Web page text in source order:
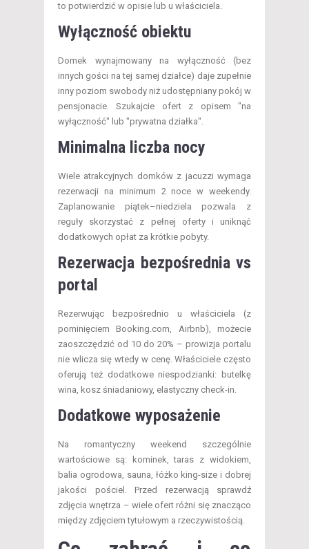
to potwierdzić w opisie lub u właściciela.
Wyłączność obiektu
Domek wynajmowany na wyłączność (bez
innych gości na tej samej działce) daje zupełnie
inny poziom swobody niż udostępniany pokój w
pensjonacie. Szukajcie ofert z opisem "na
wyłączność" lub "prywatna działka".
Minimalna liczba nocy
Wiele atrakcyjnych domków z jacuzzi wymaga
rezerwacji na minimum 2 noce w weekendy.
Zaplanowanie piątek–niedziela pozwala z
reguły skorzystać z pełnej oferty i uniknąć
dodatkowych opłat za krótkie pobyty.
Rezerwacja bezpośrednia vs
portal
Rezerwując bezpośrednio u właściciela (z
pominięciem Booking.com, Airbnb), możecie
zaoszczędzić od 10 do 20% – prowizja portalu
nie wlicza się wtedy w cenę. Właściciele często
oferują też dodatkowe niespodzianki: butelkę
wina, kosz śniadaniowy, elastyczny check-in.
Dodatkowe wyposażenie
Na romantyczny weekend szczególnie
wartościowe są: kominek, taras z widokiem,
balia ogrodowa, sauna, łóżko king-size i dobrej
jakości pościel. Przed rezerwacją sprawdź
zdjęcia wnętrza – wiele ofert różni się znacząco
między zdjęciem tytułowym a rzeczywistością.